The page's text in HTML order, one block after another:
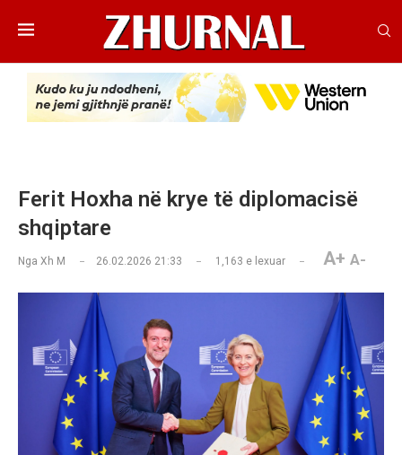
Ferit Hoxha në krye të diplomacisë
shqiptare
Nga Xh M 26.02.2026 21:33 1,163 e lexuar A+ A-